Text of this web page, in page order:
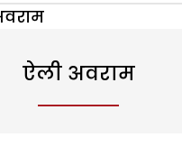
ऐली अवराम